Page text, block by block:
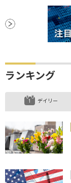
ランキング
デイリー